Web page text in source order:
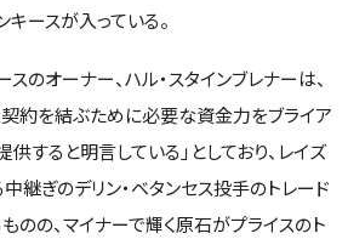
キースが入っている。
のオーナー、ハル・スタインブレナーは、
約を結ぶために必要な資金力をブライア
供すると明言している」としており、レイズ
継ぎのデリン・ベタンセス投手のトレード
のの、マイナーで輝く原石がプライスのト